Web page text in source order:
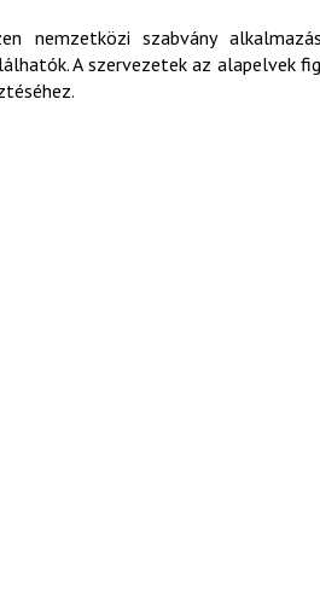
nemzetközi szabvány
A szervezetek az alapelvek